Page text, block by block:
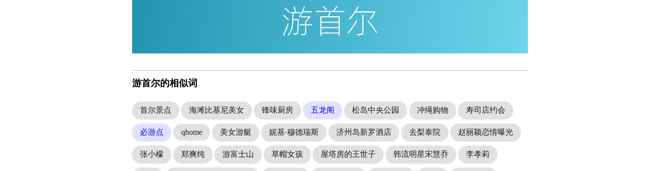
游首尔的相似词
首尔景点 海滩比基尼美女 锋味厨房 五龙阁 松岛中央公园 冲绳购物 寿司店约会
必游点 qhome 美女游艇 妮基·穆德瑞斯 济州岛新罗酒店 去梨泰院 赵丽颖恋情曝光
张小檬 郑爽纯 游富士山 草帽女孩 屋塔房的王世子 韩流明星宋慧乔 李孝莉